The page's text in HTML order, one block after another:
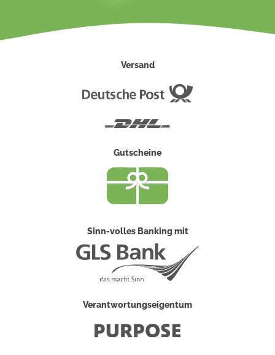
Versand
Gutscheine
Sinn-volles Banking mit
Verantwortungseigentum